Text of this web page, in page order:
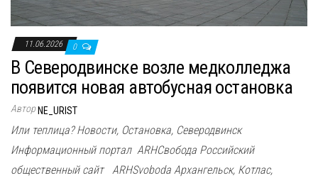
11.06.2026 0
В Северодвинске возле медколледжа
появится новая автобусная остановка
Автор NE_URIST
Или теплица? Новости, Остановка, Северодвинск
Информационный портал ARHСвобода Российский
общественный сайт ARHSvoboda Архангельск, Котлас,